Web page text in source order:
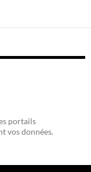
portails
vos données.